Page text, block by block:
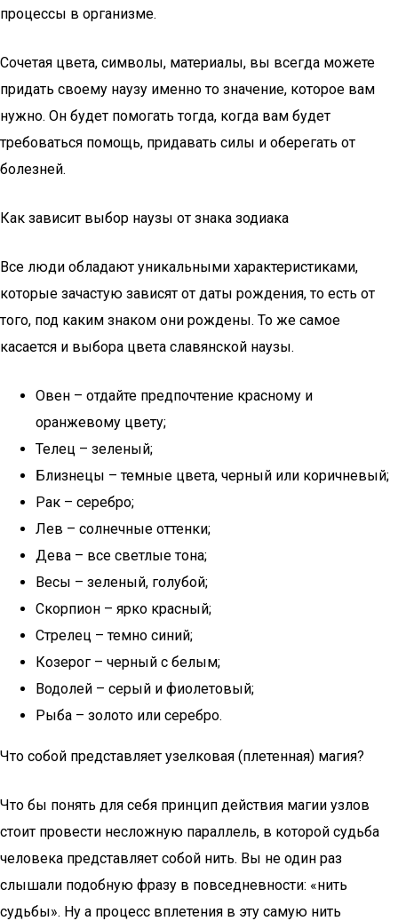
процессы в организме.
Сочетая цвета, символы, материалы, вы всегда можете
придать своему наузу именно то значение, которое вам
нужно. Он будет помогать тогда, когда вам будет
требоваться помощь, придавать силы и оберегать от
болезней.
Как зависит выбор наузы от знака зодиака
Все люди обладают уникальными характеристиками,
которые зачастую зависят от даты рождения, то есть от
того, под каким знаком они рождены. То же самое
касается и выбора цвета славянской наузы.
Овен – отдайте предпочтение красному и
оранжевому цвету;
Телец – зеленый;
Близнецы – темные цвета, черный или коричневый;
Рак – серебро;
Лев – солнечные оттенки;
Дева – все светлые тона;
Весы – зеленый, голубой;
Скорпион – ярко красный;
Стрелец – темно синий;
Козерог – черный с белым;
Водолей – серый и фиолетовый;
Рыба – золото или серебро.
Что собой представляет узелковая (плетенная) магия?
Что бы понять для себя принцип действия магии узлов
стоит провести несложную параллель, в которой судьба
человека представляет собой нить. Вы не один раз
слышали подобную фразу в повседневности: «нить
судьбы». Ну а процесс вплетения в эту самую нить